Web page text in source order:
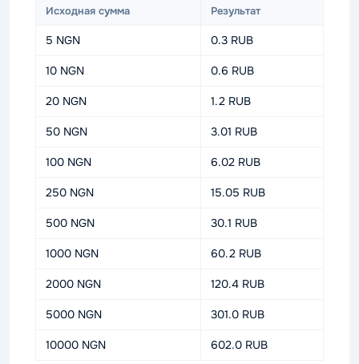
Исходная сумма Результат
5 NGN 0.3 RUB
10 NGN 0.6 RUB
20 NGN 1.2 RUB
50 NGN 3.01 RUB
100 NGN 6.02 RUB
250 NGN 15.05 RUB
500 NGN 30.1 RUB
1000 NGN 60.2 RUB
2000 NGN 120.4 RUB
5000 NGN 301.0 RUB
10000 NGN 602.0 RUB